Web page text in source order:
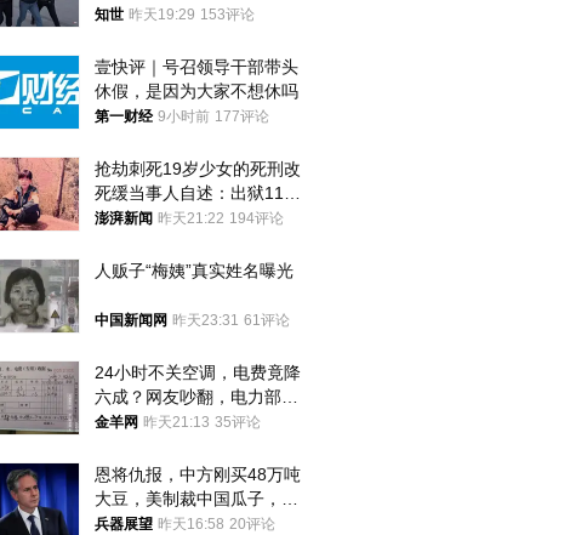
知世 昨天19:29 153评论
壹快评｜号召领导干部带头
休假，是因为大家不想休吗
第一财经 9小时前 177评论
抢劫刺死19岁少女的死刑改
死缓当事人自述：出狱11年
间始终刻意躲避被害人家属
澎湃新闻 昨天21:22 194评论
人贩子“梅姨”真实姓名曝光
中国新闻网 昨天23:31 61评论
24小时不关空调，电费竟降
六成？网友吵翻，电力部门
回应→
金羊网 昨天21:13 35评论
恩将仇报，中方刚买48万吨
大豆，美制裁中国瓜子，布
林肯措辞变了
兵器展望 昨天16:58 20评论